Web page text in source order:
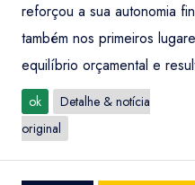
reforçou a sua autonomia
também nos primeiros
equilíbrio orçamental e
ok
Detalhe & notícia
original